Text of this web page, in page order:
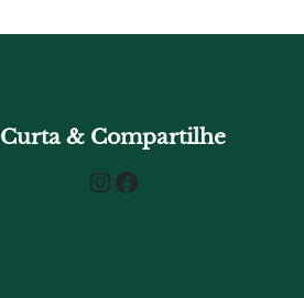
Curta & Compartilhe
Instagram Facebook